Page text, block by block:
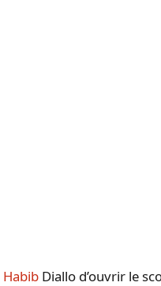
Habib Diallo d’ouvrir le